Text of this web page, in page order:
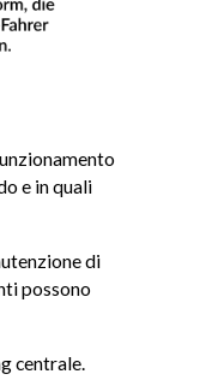
e in quali
di
possono
centrale.